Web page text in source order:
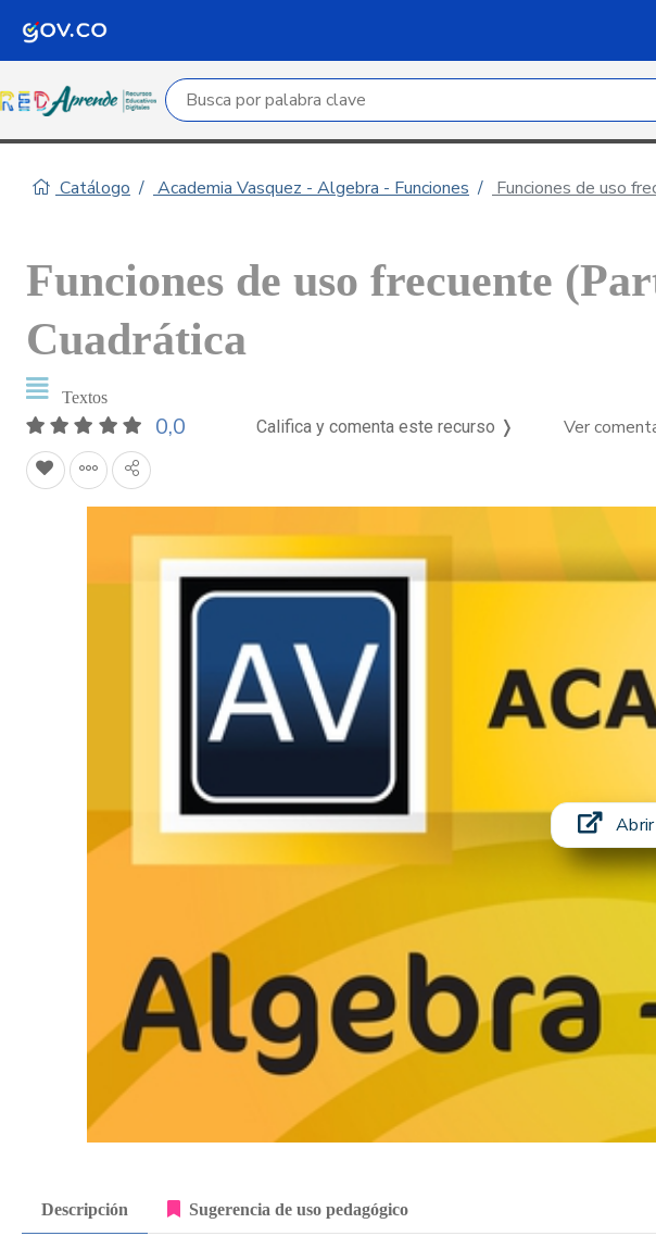
Campo de búsqueda por palabra clave
Catálogo Academia Vasquez - Algebra - Funciones Funciones de uso
Funciones de uso frecuente
Cuadrática
Textos
0,0 Califica y comenta este recurso ❭ Ver
Descripción Sugerencia de uso pedagógico